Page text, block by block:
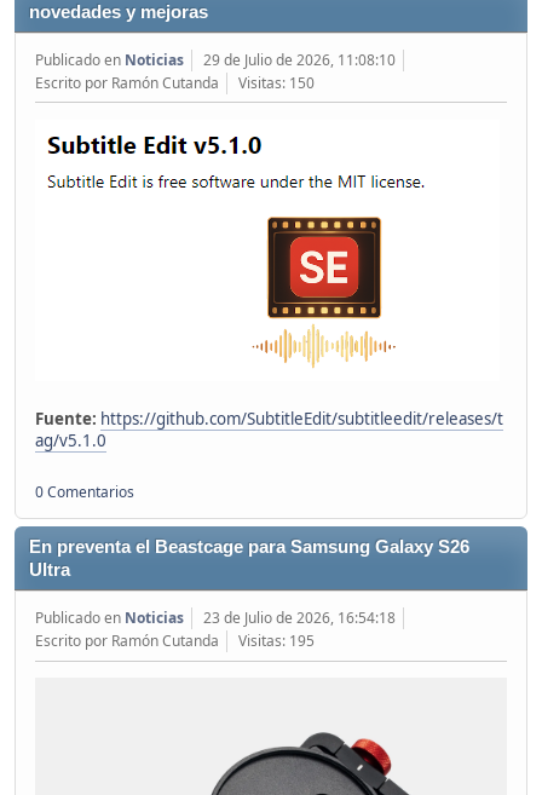
novedades y mejoras
Publicado en Noticias
29 de Julio de 2026, 11:08:10
Escrito por Ramón Cutanda
Visitas: 150
Fuente: https://github.com/SubtitleEdit/subtitleedit/releases/t
ag/v5.1.0
0 Comentarios
En preventa el Beastcage para Samsung Galaxy S26
Ultra
Publicado en Noticias
23 de Julio de 2026, 16:54:18
Escrito por Ramón Cutanda
Visitas: 195